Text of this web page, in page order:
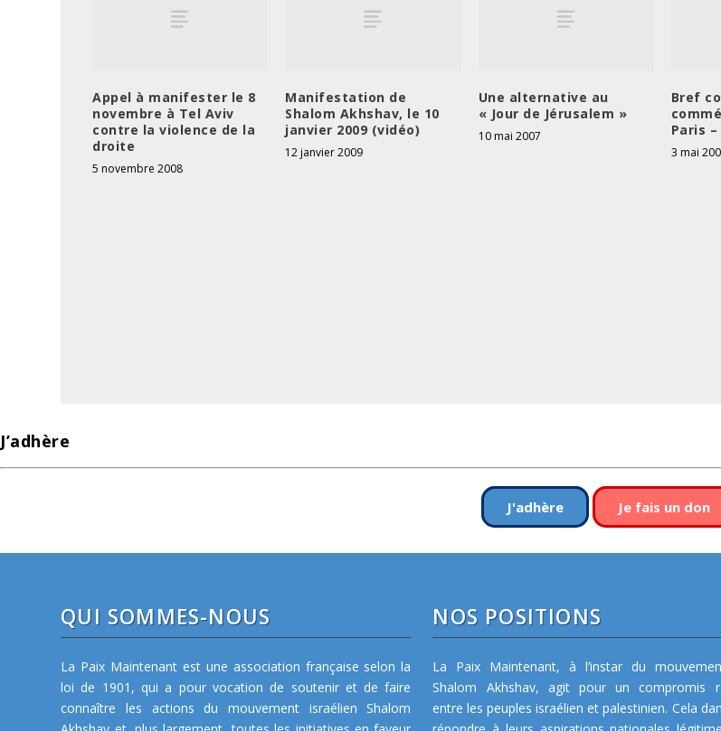
Appel à manifester le 8
novembre à Tel Aviv
contre la violence de la
droite
5 novembre 2008
Manifestation de
Shalom Akhshav, le 10
janvier 2009 (vidéo)
12 janvier 2009
Une alternative au
« Jour de Jérusalem »
10 mai 2007
Bref
Paris –
3 mai
J’adhère
J'adhère Je fais un don
QUI SOMMES-NOUS
La Paix Maintenant est une association française selon la
loi de 1901, qui a pour vocation de soutenir et de faire
connaître les actions du mouvement israélien Shalom
NOS POSITIONS
La Paix Maintenant, à l’instar du
Shalom Akhshav, agit pour un compromis
entre les peuples israélien et palestinien. Cela